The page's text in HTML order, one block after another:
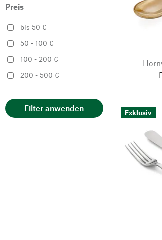
Preis
bis 50 €
50 - 100 €
100 - 200 €
200 - 500 €
Filter anwenden Exklusiv